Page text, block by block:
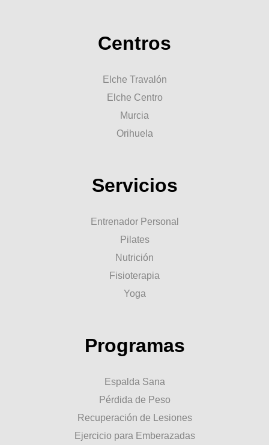
Centros
Elche Travalón
Elche Centro
Murcia
Orihuela
Servicios
Entrenador Personal
Pilates
Nutrición
Fisioterapia
Yoga
Programas
Espalda Sana
Pérdida de Peso
Recuperación de Lesiones
Ejercicio para Emberazadas